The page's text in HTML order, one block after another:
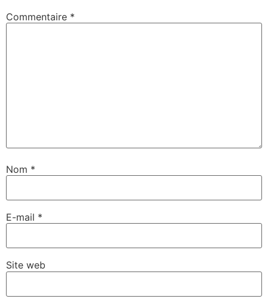
Commentaire *
Nom *
E-mail *
Site web